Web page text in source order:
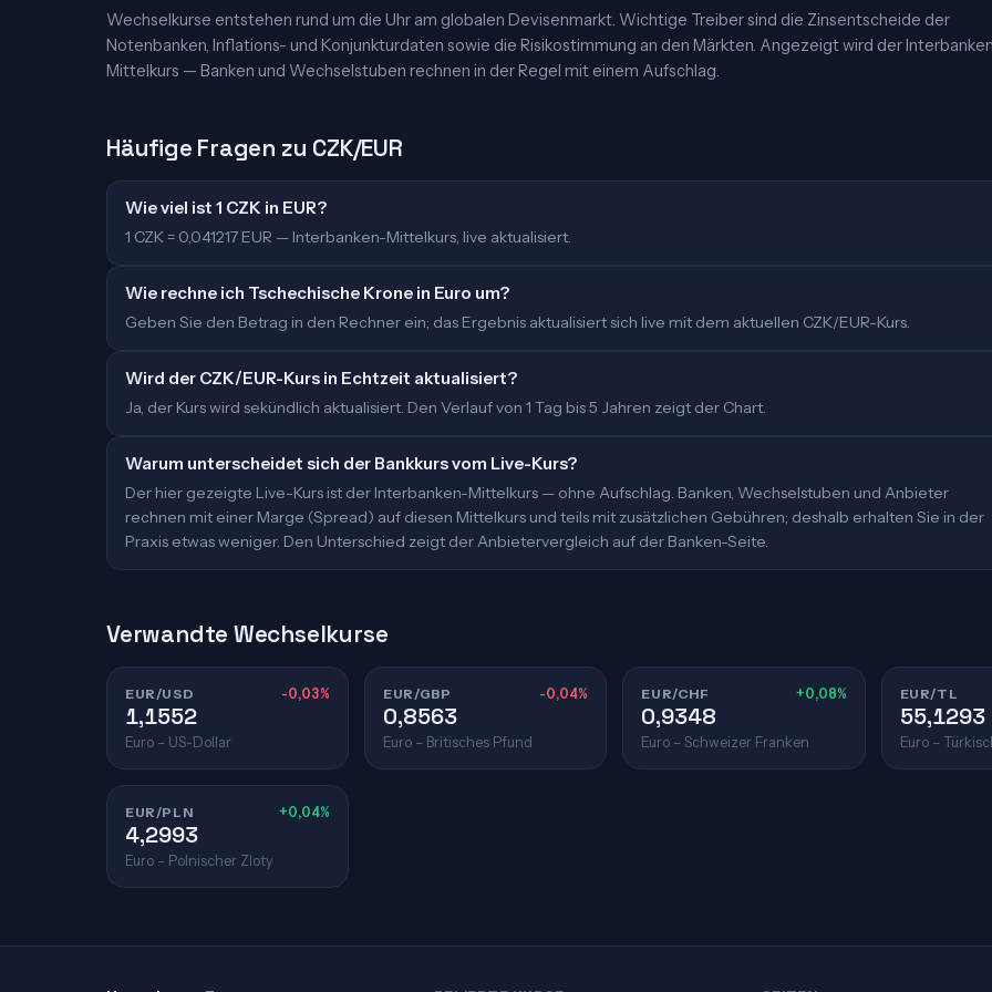
Wechselkurse entstehen rund um die Uhr am globalen Devisenmarkt. Wichtige Treiber sind die Zinsentscheide der
Notenbanken, Inflations- und Konjunkturdaten sowie die Risikostimmung an den Märkten. Angezeigt wird der
Mittelkurs — Banken und Wechselstuben rechnen in der Regel mit einem Aufschlag.
Häufige Fragen zu CZK/EUR
Wie viel ist 1 CZK in EUR?
1 CZK = 0,041217 EUR — Interbanken-Mittelkurs, live aktualisiert.
Wie rechne ich Tschechische Krone in Euro um?
Geben Sie den Betrag in den Rechner ein; das Ergebnis aktualisiert sich live mit dem aktuellen CZK/EUR-Kurs.
Wird der CZK/EUR-Kurs in Echtzeit aktualisiert?
Ja, der Kurs wird sekündlich aktualisiert. Den Verlauf von 1 Tag bis 5 Jahren zeigt der Chart.
Warum unterscheidet sich der Bankkurs vom Live-Kurs?
Der hier gezeigte Live-Kurs ist der Interbanken-Mittelkurs — ohne Aufschlag. Banken, Wechselstuben und Anbieter
rechnen mit einer Marge (Spread) auf diesen Mittelkurs und teils mit zusätzlichen Gebühren; deshalb erhalten Sie in der
Praxis etwas weniger. Den Unterschied zeigt der Anbietervergleich auf der Banken-Seite.
Verwandte Wechselkurse
EUR/USD -0,03%
1,1552
Euro – US-Dollar
EUR/GBP -0,04%
0,8563
Euro – Britisches Pfund
EUR/CHF +0,08%
0,9348
Euro – Schweizer Franken
EUR/TL
55,1293
Euro –
EUR/PLN +0,04%
4,2993
Euro – Polnischer Zloty